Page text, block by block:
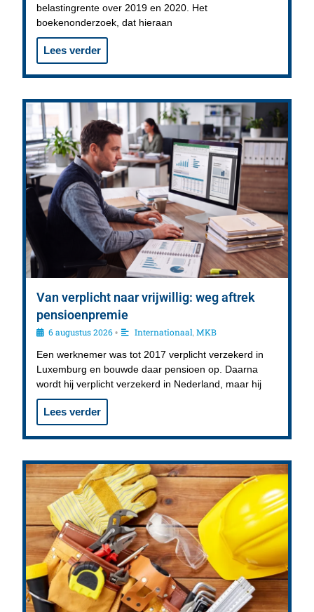
belastingrente over 2019 en 2020. Het
boekenonderzoek, dat hieraan
Lees verder
Van verplicht naar vrijwillig: weg aftrek
pensioenpremie
6 augustus 2026 • Internationaal,MKB
Een werknemer was tot 2017 verplicht verzekerd in
Luxemburg en bouwde daar pensioen op. Daarna
wordt hij verplicht verzekerd in Nederland, maar hij
Lees verder